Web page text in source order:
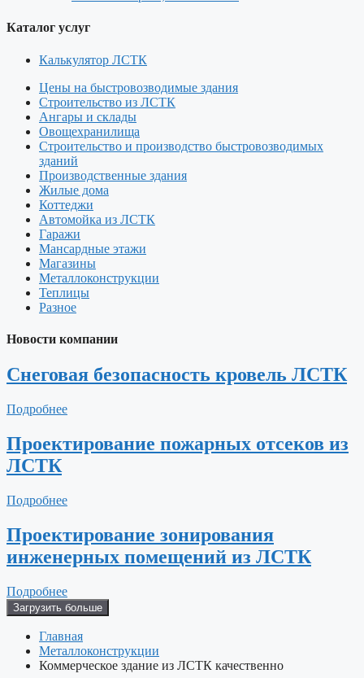
Каталог услуг
Калькулятор ЛСТК
Цены на быстровозводимые здания
Строительство из ЛСТК
Ангары и склады
Овощехранилища
Строительство и производство быстровозводимых
зданий
Производственные здания
Жилые дома
Коттеджи
Автомойка из ЛСТК
Гаражи
Мансардные этажи
Магазины
Металлоконструкции
Теплицы
Разное
Новости компании
Снеговая безопасность кровель ЛСТК
Подробнее
Проектирование пожарных отсеков из
ЛСТК
Подробнее
Проектирование зонирования
инженерных помещений из ЛСТК
Подробнее
Загрузить больше
Главная
Металлоконструкции
Коммерческое здание из ЛСТК качественно